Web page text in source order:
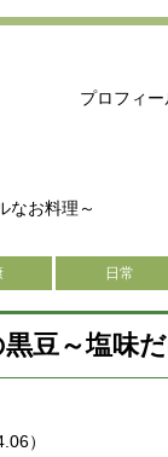
プロフィー
なお料理～
日常
豆～塩味
）